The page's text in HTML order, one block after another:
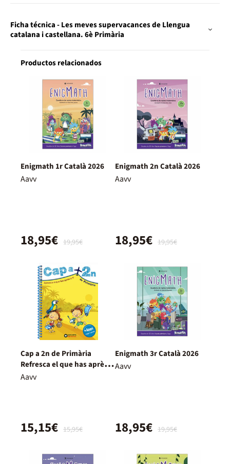
Ficha técnica - Les meves supervacances de Llengua
catalana i castellana. 6è Primària
Productos relacionados
Enigmath 1r Català 2026
Aavv
19,95€
18,95€
Enigmath 2n Català 2026
Aavv
19,95€
18,95€
Cap a 2n de Primària
Refresca el que has après a
1r
Aavv
15,95€
15,15€
Enigmath 3r Català 2026
Aavv
19,95€
18,95€